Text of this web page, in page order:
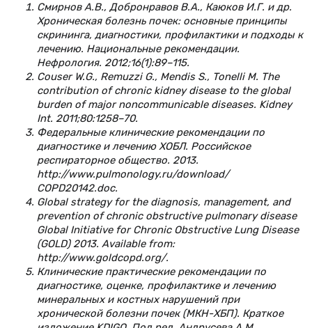
Смирнов А.В., Добронравов В.А., Каюков И.Г. и др.
Хроническая болезнь почек: основные принципы
скрининга, диагностики, профилактики и подходы к
лечению. Национальные рекомендации.
Нефрология. 2012;16(1):89–115.
Couser W.G., Remuzzi G., Mendis S., Tonelli M. The
contribution of chronic kidney disease to the global
burden of major noncommunicable diseases. Kidney
Int. 2011;80:1258–70.
Федеральные клинические рекомендации по
диагностике и лечению ХОБЛ. Российское
респираторное общество. 2013.
http://www.pulmonology.ru/download/
COPD20142.doc.
Global strategy for the diagnosis, management, and
prevention of chronic obstructive pulmonary disease
Global Initiative for Chronic Obstructive Lung Disease
(GOLD) 2013. Available from:
http://www.goldcopd.org/.
Клинические практические рекомендации по
диагностике, оценке, профилактике и лечению
минеральных и костных нарушений при
хронической болезни почек (МКН-ХБП). Краткое